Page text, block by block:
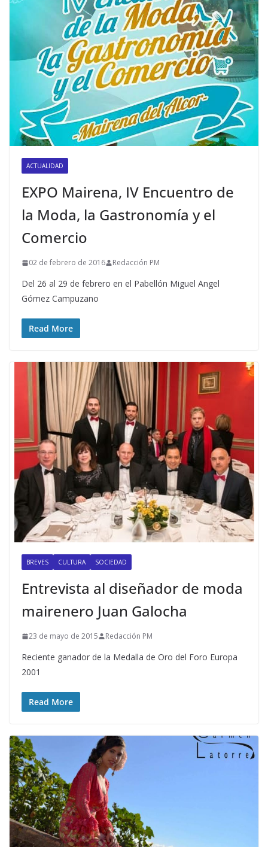
ACTUALIDAD
EXPO Mairena, IV Encuentro de
la Moda, la Gastronomía y el
Comercio
02 de febrero de 2016 Redacción PM
Del 26 al 29 de febrero en el Pabellón Miguel Angel
Gómez Campuzano
Read More
BREVES CULTURA SOCIEDAD
Entrevista al diseñador de moda
mairenero Juan Galocha
23 de mayo de 2015 Redacción PM
Reciente ganador de la Medalla de Oro del Foro Europa
2001
Read More